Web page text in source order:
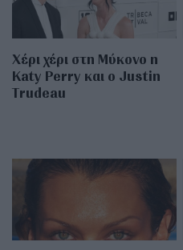
Χέρι χέρι στη Μύκονο η
Katy Perry και ο Justin
Trudeau